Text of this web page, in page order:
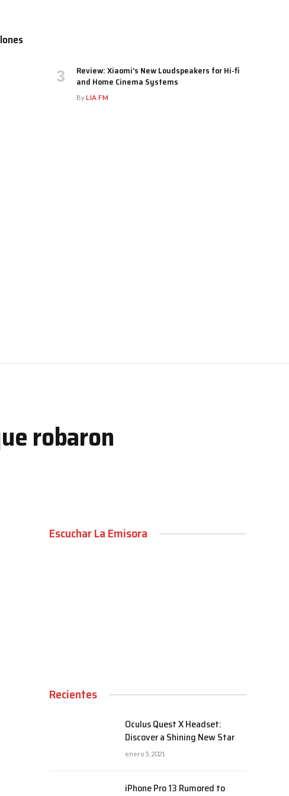
Review: Xiaomi’s New Loudspeakers for Hi-fi
and Home Cinema Systems
ByLIA FM
robaron
Escuchar La Emisora
Recientes
Oculus Quest X Headset:
Discover a Shining New Star
enero 5, 2021
iPhone Pro 13 Rumored to